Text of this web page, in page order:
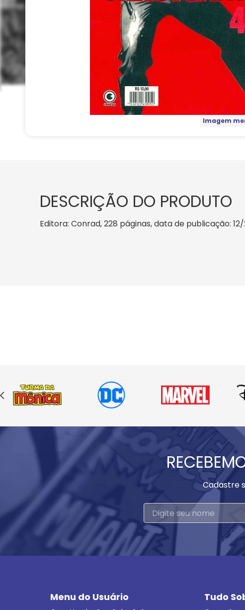
Imagem
DESCRIÇÃO DO PRODUTO
Editora: Conrad, 228 páginas, data de publicação:
Cadastre
Menu do Usuário Tudo